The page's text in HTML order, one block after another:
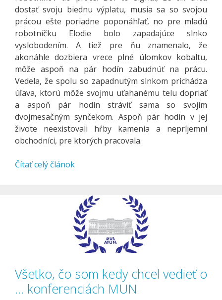
dostať svoju biednu výplatu, musia sa so svojou
prácou ešte poriadne poponáhľať, no pre mladú
robotníčku Elodie bolo zapadajúce slnko
vyslobodením. A tiež pre ňu znamenalo, že
akonáhle dozbiera vrece plné úlomkov kobaltu,
môže aspoň na pár hodín zabudnúť na prácu.
Vedela, že spolu so zapadnutým slnkom prichádza
úľava, ktorú môže svojmu uťahanému telu dopriať
a aspoň pár hodín stráviť sama so svojím
dvojmesačným synčekom. Aspoň pár hodín v jej
živote neexistovali hŕby kamenia a nepríjemní
obchodníci, pre ktorých pracovala.
Čítať celý článok
Všetko, čo som kedy chcel vedieť o
… konferenciách MUN